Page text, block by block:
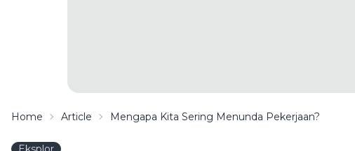
Home Article Mengapa Kita Sering Menunda Pekerjaan?